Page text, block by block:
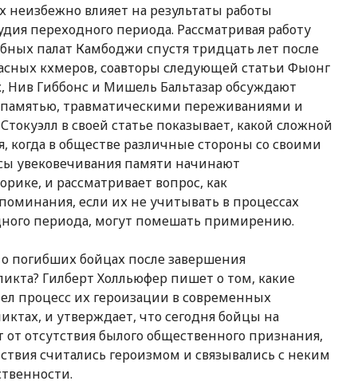
неизбежно влияет на результаты работы
переходного периода. Рассматривая работу
палат Камбоджи спустя тридцать лет после
кхмеров, соавторы следующей статьи Фыонг
Гиббонс и Мишель Бальтазар обсуждают
травматическими переживаниями и
в своей статье показывает, какой сложной
когда в обществе различные стороны со своими
увековечивания памяти начинают
и рассматривает вопрос, как
если их не учитывать в процессах
периода, могут помешать примирению.
погибших бойцах после завершения
Гилберт Холльюфер пишет о том, какие
процесс их героизации в современных
и утверждает, что сегодня бойцы на
отсутствия былого общественного признания,
считались героизмом и связывались с неким